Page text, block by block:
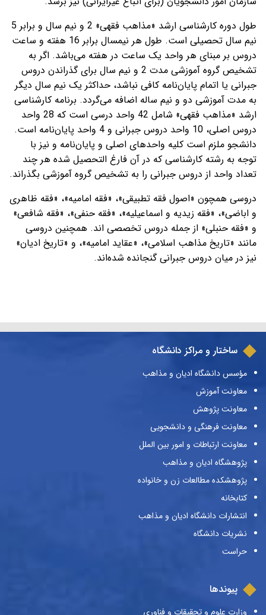
طول دوره کارشناسی ارشد «مذاهب فقهی» 2 و نیم سال و برابر 5
نیم سال تحصیلی است. طول هر نیمسال برابر 16 هفته و ساعت
دروس بر مبنای هر واحد یک ساعت در هفته می‌باشد. اگر به
تشخیص گروه آموزشی مدت 2 و نیم سال برای گذراندن دروس
جبرانی یا اتمام پایان‌نامه کافی نباشد، حداکثر یک نیم سال دیگر
به مدت آموزشی دو و نیم ساله اضافه می‌گردد. برنامه کارشناسی
ارشد «مذاهب فقهی» شامل 42 واحد درسی است که 28 واحد
دروس اصلی، 10 واحد دروس جبرانی و 4 واحد پایان‌نامه است.
دانشجو ملزم است کلیه واحدهای اصلی و پایان‌نامه و نیز با
توجه به رشته کارشناسی که در آن فارغ التحصیل شده هر چند
تعداد واحد از دروس جبرانی را به تشخیص گروه آموزشی بگذراند.
دروسی همچون «اصول فقه تطبیقی»، «فقه امامیه»، «فقه ظاهری
و اباضی»، «فقه زیدیه و اسماعیلیه»، «فقه حنفی»، «فقه شافعی»
و «فقه حنبلی» از جمله دروس تخصصی اند. همچنین دروسی
مانند «تاریخ مذاهب اسلامی»، «عقاید امامیه»، و «تاریخ ادیان»
نیز در میان دروس جبرانی گنجانده شده‌اند.
ساختار و مراکز دانشگاه
مؤسس دانشگاه ادیان و مذاهب
معاونت آموزش
معاونت پژوهش
معاونت فرهنگی و دانشجویی
معاونت ارتباطات و امور بین الملل
پژوهشگاه ادیان و مذاهب
پژوهشکده مطالعات زن و خانواده
کتابخانه
انتشارات دانشگاه ادیان و مذاهب
نشریات دانشگاه
حراست
پیوندها
وزارت علوم و تحقیقات و فناوری